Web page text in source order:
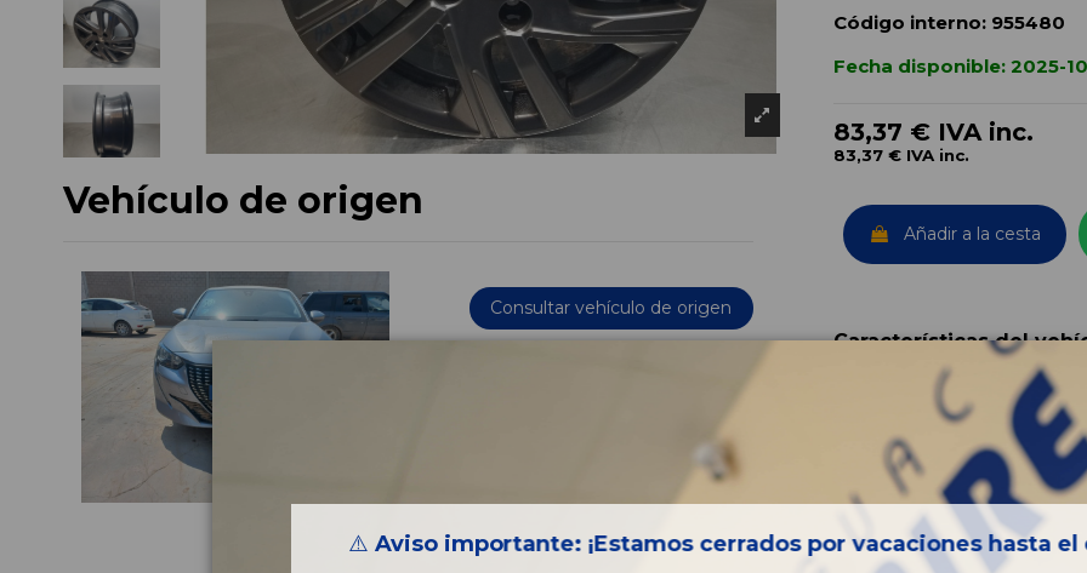
Vehículo de origen
Consultar vehículo de origen
Código interno: 955480
Fecha disponible: 2025-
83,37 € IVA inc.
83,37 € IVA inc.
Añadir a la cesta
Características del
Año fabricación
Bastidor
Combustible
Versión
⚠️ Aviso importante: ¡Estamos cerrados por vacaciones hasta el